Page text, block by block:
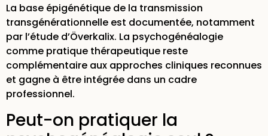
La base épigénétique de la transmission
transgénérationnelle est documentée, notamment
par l’étude d’Överkalix. La psychogénéalogie
comme pratique thérapeutique reste
complémentaire aux approches cliniques reconnues
et gagne à être intégrée dans un cadre
professionnel.
Peut-on pratiquer la